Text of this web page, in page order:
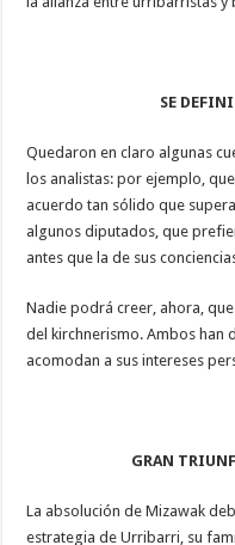
SE
Quedaron en claro algunas
los analistas: por ejemplo,
acuerdo tan sólido que
algunos diputados, que
antes que la de sus
Nadie podrá creer, ahora,
del kirchnerismo. Ambos han
acomodan a sus intereses
GRAN
La absolución de Mizawak
estrategia de Urribarri, su